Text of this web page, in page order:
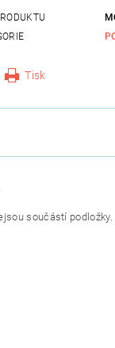
Tisk
součástí podložky.